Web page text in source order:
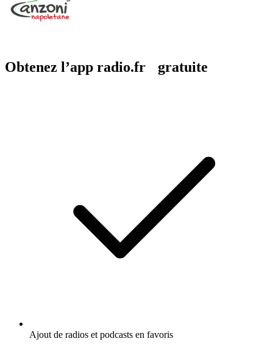
Obtenez l’app radio.fr gratuite
Ajout de radios et podcasts en favoris